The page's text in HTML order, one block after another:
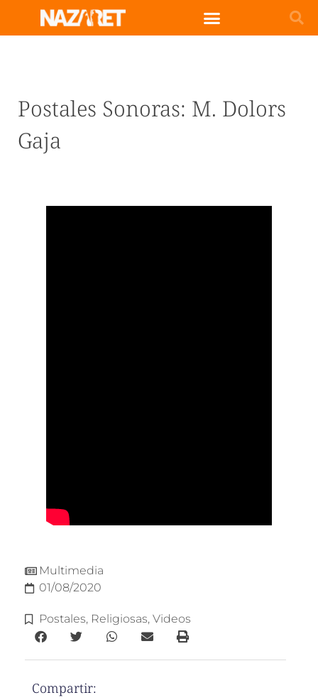
Postales Sonoras: M. Dolors
Gaja
Multimedia
01/08/2020
Postales, Religiosas, Videos
Compartir: